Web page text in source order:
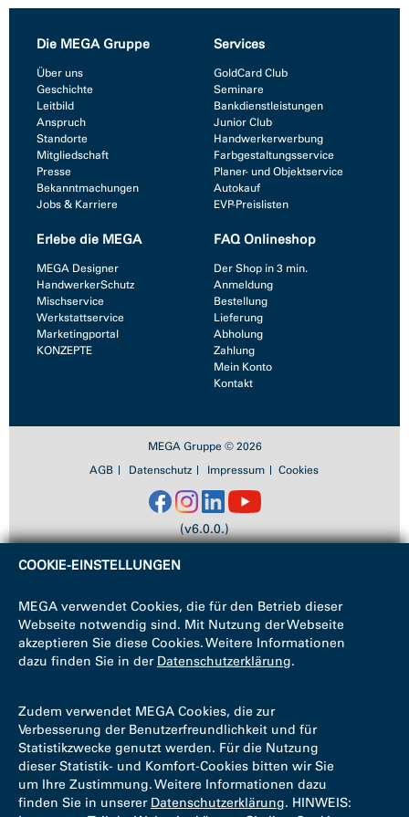
Die MEGA Gruppe
Über uns
Geschichte
Leitbild
Anspruch
Standorte
Mitgliedschaft
Presse
Bekanntmachungen
Jobs & Karriere
Services
GoldCard Club
Seminare
Bankdienstleistungen
Junior Club
Handwerkerwerbung
Farbgestaltungsservice
Planer- und Objektservice
Autokauf
EVP-Preislisten
Erlebe die MEGA
MEGA Designer
HandwerkerSchutz
Mischservice
Werkstattservice
Marketingportal
KONZEPTE
FAQ Onlineshop
Der Shop in 3 min.
Anmeldung
Bestellung
Lieferung
Abholung
Zahlung
Mein Konto
Kontakt
MEGA Gruppe © 2026
AGB
Datenschutz Impressum Cookies
(v6.0.0.)
COOKIE-EINSTELLUNGEN
MEGA verwendet Cookies, die für den Betrieb dieser
Webseite notwendig sind. Mit Nutzung der Webseite
akzeptieren Sie diese Cookies. Weitere Informationen
dazu finden Sie in der Datenschutzerklärung.
Zudem verwendet MEGA Cookies, die zur
Verbesserung der Benutzerfreundlichkeit und für
Statistikzwecke genutzt werden. Für die Nutzung
dieser Statistik- und Komfort-Cookies bitten wir Sie
um Ihre Zustimmung. Weitere Informationen dazu
finden Sie in unserer Datenschutzerklärung. HINWEIS: